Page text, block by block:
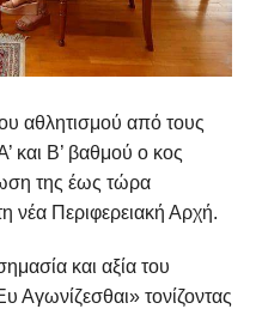
αθλητισμού από τους
και Β’ βαθμού ο κος
της έως τώρα
νέα Περιφερειακή Αρχή.
και αξία του
Αγωνίζεσθαι» τονίζοντας